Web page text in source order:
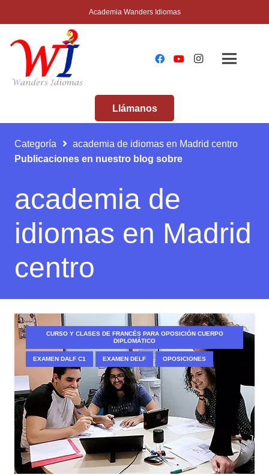
Academia Wanders Idiomas
Llámanos
Categoría
academia de idiomas en Madrid centro
Publicaciones en nuestro blog sobre
academia de
idiomas en Madrid
centro
CURSO Y CLASES DE FRANCÉS PARA OPOSICIÓN CUERPO
DIPLOMÁTICO
EXAMEN DALF C1 EXAMEN DELF OPOSICIONES